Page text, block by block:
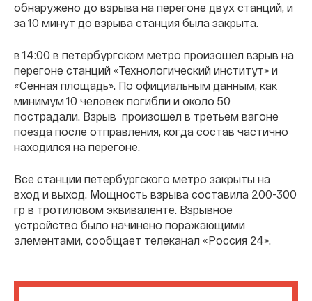
обнаружено до взрыва на перегоне двух станций, и
за 10 минут до взрыва станция была закрыта.
в 14:00 в петербургском метро произошел взрыв на
перегоне станций «Технологический институт» и
«Сенная площадь». По официальным данным, как
минимум 10 человек погибли и около 50
пострадали. Взрыв произошел в третьем вагоне
поезда после отправления, когда состав частично
находился на перегоне.
Все станции петербургского метро закрыты на
вход и выход. Мощность взрыва составила 200-300
гр в тротиловом эквиваленте. Взрывное
устройство было начинено поражающими
элементами, сообщает телеканал «Россия 24».